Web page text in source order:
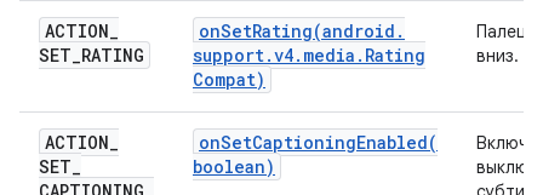
ACTION_
SET_RATING
onSetRating(android .
support.v4. media . Rating
Compat)
Палец
вниз.
ACTION_
SET_
onSetCaptioningEnabled(
boolean)